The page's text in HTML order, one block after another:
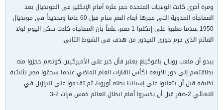
ومرة أخرى كانت الولايات المتحدة حجر عثرة أمام الإنكليز في المونديال بعد
المفاجأة المدوية التي فجرها أبناء العم سام قبل 60 عاما وتحديداً في مونديال
1950 عندما تغلبوا على إنكلترا 1-صفر، علماً بأن المفاجأة كادت تتكرر اليوم لولا
القائم الذي حرم جوزي التيدور من هدف في الشوط الثاني.
يبدو أن ملعب رويال بافوكينغ يعتبر فأل خير على الأميركيين كونهم حجزوا منه
بطاقتهم إلى دور الأربعة لكأس القارات العام الماضي عندما سحقوا مصر بثلاثية
نظيفة قبل أن يتغلبوا على إسبانيا بطلة أوروبا، ثم تقدموا على البرازيل في
النهائي 2-صفر قبل أن يخسروا أمام ابطال العالم خمس مرات 2-3.